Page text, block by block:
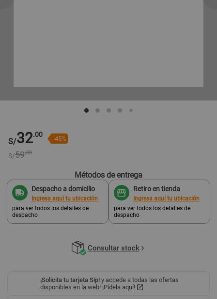
S/32.00 -45%
S/59.00
Métodos de entrega
Despacho a domicilio
Ingresa aquí tu ubicación
para ver todos los detalles de
despacho
Retiro en tienda
Ingresa aquí tu ubicación
para ver todos los detalles de
despacho
Consultar stock
¡Solicita tu tarjeta Sip! y accede a todas las ofertas
disponibles en la web! ¡Pídela aquí!